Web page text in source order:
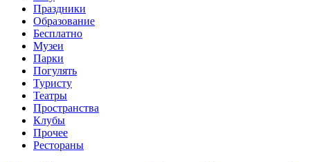
Праздники
Образование
Бесплатно
Музеи
Парки
Погулять
Туристу
Театры
Пространства
Клубы
Прочее
Рестораны